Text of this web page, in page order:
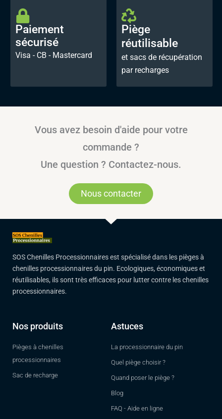
Paiement
sécurisé
Visa - CB - Mastercard
Piège
réutilisable
et sacs de récupération
par recharges
Vous avez besoin d'aide pour votre
commande ?
Une question ? Contactez-nous.
Nous contacter
SOS Chenilles Processionnaires est spécialisé dans les pièges à
chenilles processionnaires du pin. Ecologiques, économiques et
réutilisables, ils sont très efficaces pour lutter contre les chenilles
processionnaires.
Nos produits
Pièges à chenilles
processionnaires
Sac de recharge
Astuces
La processionnaire du pin
Quel piège choisir ?
Quand poser le piège ?
Blog
FAQ - Aide en ligne